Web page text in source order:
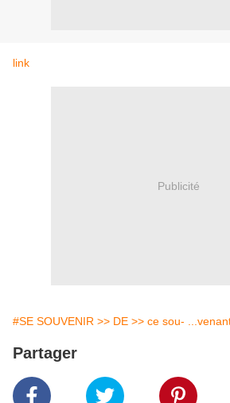
link
Publicité
#SE SOUVENIR >> DE >> ce sou-
Partager